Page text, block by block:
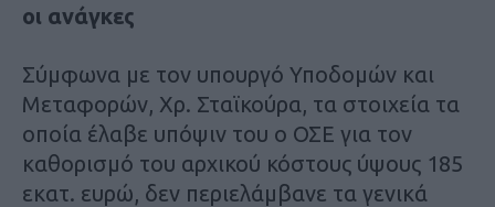
οι ανάγκες
Σύμφωνα με τον υπουργό Υποδομών και
Μεταφορών, Χρ. Σταϊκούρα, τα στοιχεία τα
οποία έλαβε υπόψιν του ο ΟΣΕ για τον
καθορισμό του αρχικού κόστους ύψους 185
εκατ. ευρώ, δεν περιελάμβανε τα γενικά